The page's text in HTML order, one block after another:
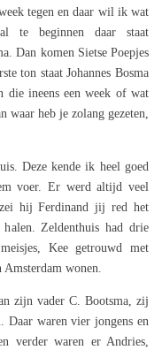
tegen en daar wil ik wat
te beginnen daar staat
Dan komen Sietse Poepjes
ton staat Johannes Bosma
die ineens een week of wat
waar heb je zolang gezeten,
Deze kende ik heel goed
voer. Er werd altijd veel
hij Ferdinand jij red het
Zeldenthuis had drie
Kee getrouwd met
Amsterdam wonen.
zijn vader C. Bootsma, zij
Daar waren vier jongens en
verder waren er Andries,